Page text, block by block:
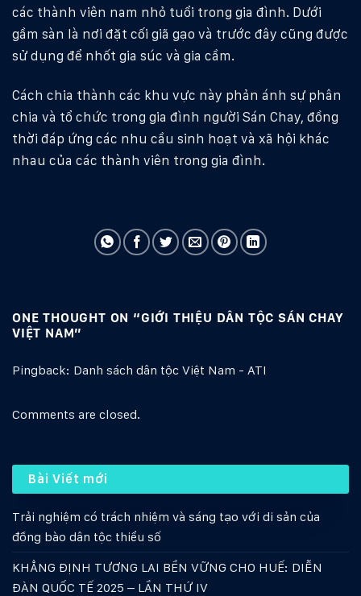
các thành viên nam nhỏ tuổi trong gia đình. Dưới
gầm sàn là nơi đặt cối giã gạo và trước đây cũng được
sử dụng để nhốt gia súc và gia cầm.
Cách chia thành các khu vực này phản ánh sự phân
chia và tổ chức trong gia đình người Sán Chay, đồng
thời đáp ứng các nhu cầu sinh hoạt và xã hội khác
nhau của các thành viên trong gia đình.
ONE THOUGHT ON “GIỚI THIỆU DÂN TỘC SÁN CHAY
VIỆT NAM”
Pingback: Danh sách dân tộc Việt Nam - ATI
Comments are closed.
Bài Viết mới
Trải nghiệm có trách nhiệm và sáng tạo với di sản của
đồng bào dân tộc thiểu số
KHẲNG ĐỊNH TƯƠNG LAI BỀN VỮNG CHO HUẾ: DIỄN
ĐÀN QUỐC TẾ 2025 – LẦN THỨ IV